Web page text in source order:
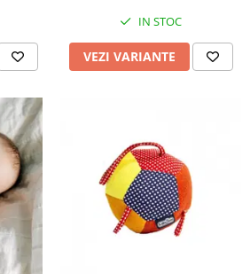
IN STOC
VEZI VARIANTE